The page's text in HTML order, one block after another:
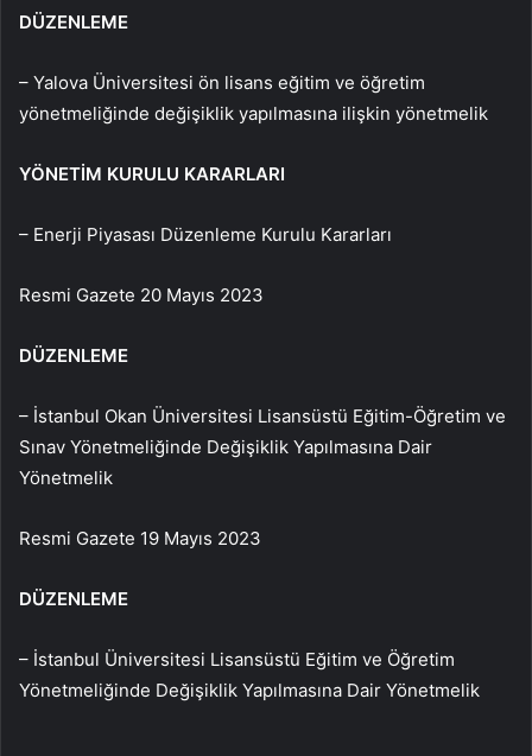
DÜZENLEME
– Yalova Üniversitesi ön lisans eğitim ve öğretim
yönetmeliğinde değişiklik yapılmasına ilişkin yönetmelik
YÖNETİM KURULU KARARLARI
– Enerji Piyasası Düzenleme Kurulu Kararları
Resmi Gazete 20 Mayıs 2023
DÜZENLEME
– İstanbul Okan Üniversitesi Lisansüstü Eğitim-Öğretim ve
Sınav Yönetmeliğinde Değişiklik Yapılmasına Dair
Yönetmelik
Resmi Gazete 19 Mayıs 2023
DÜZENLEME
– İstanbul Üniversitesi Lisansüstü Eğitim ve Öğretim
Yönetmeliğinde Değişiklik Yapılmasına Dair Yönetmelik